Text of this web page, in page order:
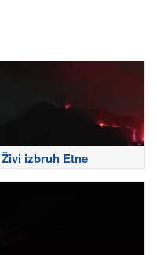
Živi izbruh Etne